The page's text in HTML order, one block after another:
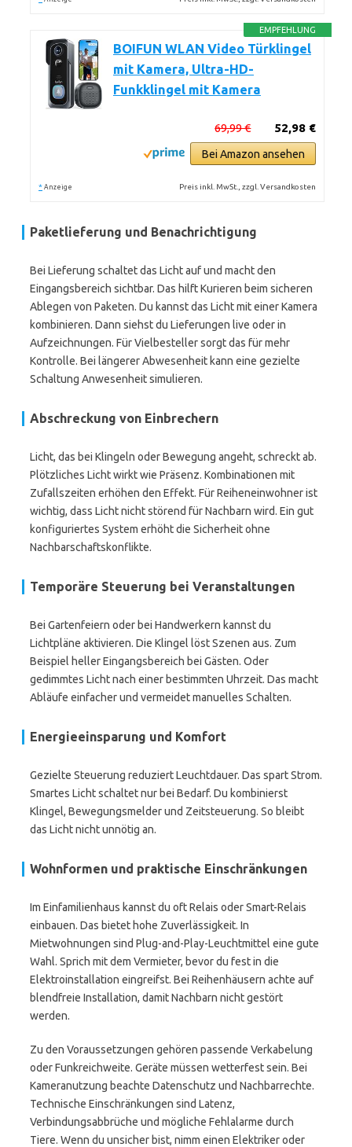
EMPFEHLUNG
BOIFUN WLAN Video Türklingel
mit Kamera, Ultra-HD-
Funkklingel mit Kamera
52,98 €
69,99 €
Bei Amazon ansehen
* Anzeige Preis inkl. MwSt., zzgl. Versandkosten
Paketlieferung und Benachrichtigung
Bei Lieferung schaltet das Licht auf und macht den
Eingangsbereich sichtbar. Das hilft Kurieren beim sicheren
Ablegen von Paketen. Du kannst das Licht mit einer Kamera
kombinieren. Dann siehst du Lieferungen live oder in
Aufzeichnungen. Für Vielbesteller sorgt das für mehr
Kontrolle. Bei längerer Abwesenheit kann eine gezielte
Schaltung Anwesenheit simulieren.
Abschreckung von Einbrechern
Licht, das bei Klingeln oder Bewegung angeht, schreckt ab.
Plötzliches Licht wirkt wie Präsenz. Kombinationen mit
Zufallszeiten erhöhen den Effekt. Für Reiheneinwohner ist
wichtig, dass Licht nicht störend für Nachbarn wird. Ein gut
konfiguriertes System erhöht die Sicherheit ohne
Nachbarschaftskonflikte.
Temporäre Steuerung bei Veranstaltungen
Bei Gartenfeiern oder bei Handwerkern kannst du
Lichtpläne aktivieren. Die Klingel löst Szenen aus. Zum
Beispiel heller Eingangsbereich bei Gästen. Oder
gedimmtes Licht nach einer bestimmten Uhrzeit. Das macht
Abläufe einfacher und vermeidet manuelles Schalten.
Energieeinsparung und Komfort
Gezielte Steuerung reduziert Leuchtdauer. Das spart Strom.
Smartes Licht schaltet nur bei Bedarf. Du kombinierst
Klingel, Bewegungsmelder und Zeitsteuerung. So bleibt
das Licht nicht unnötig an.
Wohnformen und praktische Einschränkungen
Im Einfamilienhaus kannst du oft Relais oder Smart-Relais
einbauen. Das bietet hohe Zuverlässigkeit. In
Mietwohnungen sind Plug-and-Play-Leuchtmittel eine gute
Wahl. Sprich mit dem Vermieter, bevor du fest in die
Elektroinstallation eingreifst. Bei Reihenhäusern achte auf
blendfreie Installation, damit Nachbarn nicht gestört
werden.
Zu den Voraussetzungen gehören passende Verkabelung
oder Funkreichweite. Geräte müssen wetterfest sein. Bei
Kameranutzung beachte Datenschutz und Nachbarrechte.
Technische Einschränkungen sind Latenz,
Verbindungsabbrüche und mögliche Fehlalarme durch
Tiere. Wenn du unsicher bist, nimm einen Elektriker oder